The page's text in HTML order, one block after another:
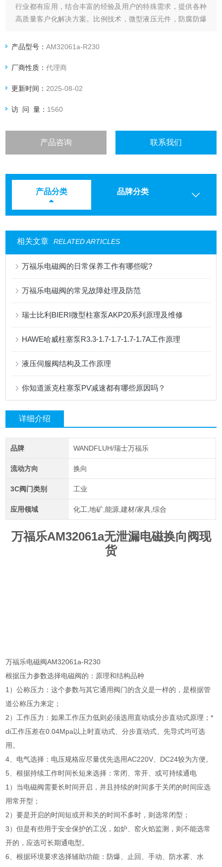
行业都有应用，结合丰富的经验及用户的特殊需求，提供各种
高质量客户化解决方案。比例技术，微型液压元件，防腐防爆
产品型号：AM32061a-R230
厂商性质：代理商
更新时间： 2025-08-02
访 问 量： 1560
产品咨询 联系我们
产品分类 品牌分类
相关文章 RELATED ARTICLES
万福乐电磁阀的日常保养工作有哪些呢?
万福乐电磁阀的常见故障处理及防范
瑞士比利BIERI微型柱塞泵AKP20系列原理及维修
HAWE哈威柱塞泵R3.3-1.7-1.7-1.7-1.7A工作原理
液压伺服阀结构及工作原理
你知道派克柱塞泵PV减速都有哪些原因吗？
详细介绍
品牌 WANDFLUH/瑞士万福乐
流动方向 换向
3C阀门类别 工业
应用领域 化工,地矿,能源,建材/家具,综合
万福乐AM32061a无泄漏电磁换向阀现
货
万福乐电磁阀AM32061a-R230
根据压力参数选择电磁阀的：原理和结构品种
1）公称压力：这个参数与其它通用阀门的含义是一样的，是根据管
道公称压力来定；
2）工作压力：如果工作压力低则必须选用直动或分步直动式原理；*
di工作压差在0.04Mpa以上时直动式、分步直动式、先导式均可选
用。
4、电气选择：电压规格应尽量优先选用AC220V、DC24较为方便。
5、根据持续工作时间长短来选择：常闭、常开、或可持续通电
1）当电磁阀需要长时间开启，并且持续的时间多于关闭的时间应选
用常开型；
2）要是开启的时间短或开和关的时间不多时，则选常闭型；
3）但是有些用于安全保护的工况，如炉、窑火焰监测，则不能选常
开的，应选可长期通电型。
6、根据环境要求选择辅助功能：防爆、止回、手动、防水雾、水